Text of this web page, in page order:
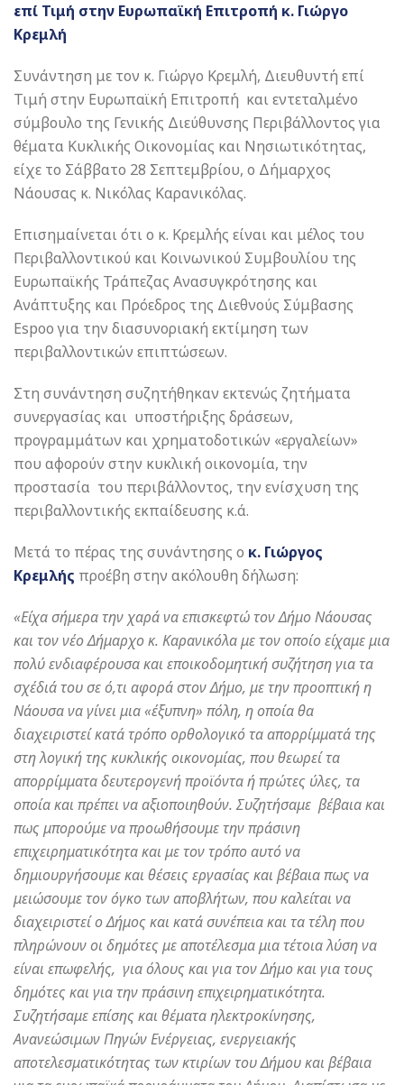
επί Τιμή στην Ευρωπαϊκή Επιτροπή κ. Γιώργο
Κρεμλή
Συνάντηση με τον κ. Γιώργο Κρεμλή, Διευθυντή επί
Τιμή στην Ευρωπαϊκή Επιτροπή και εντεταλμένο
σύμβουλο της Γενικής Διεύθυνσης Περιβάλλοντος για
θέματα Κυκλικής Οικονομίας και Νησιωτικότητας,
είχε το Σάββατο 28 Σεπτεμβρίου, ο Δήμαρχος
Νάουσας κ. Νικόλας Καρανικόλας.
Επισημαίνεται ότι ο κ. Κρεμλής είναι και μέλος του
Περιβαλλοντικού και Κοινωνικού Συμβουλίου της
Ευρωπαϊκής Τράπεζας Ανασυγκρότησης και
Ανάπτυξης και Πρόεδρος της Διεθνούς Σύμβασης
Espoo για την διασυνοριακή εκτίμηση των
περιβαλλοντικών επιπτώσεων.
Στη συνάντηση συζητήθηκαν εκτενώς ζητήματα
συνεργασίας και υποστήριξης δράσεων,
προγραμμάτων και χρηματοδοτικών «εργαλείων»
που αφορούν στην κυκλική οικονομία, την
προστασία του περιβάλλοντος, την ενίσχυση της
περιβαλλοντικής εκπαίδευσης κ.ά.
Μετά το πέρας της συνάντησης ο κ. Γιώργος
Κρεμλής προέβη στην ακόλουθη δήλωση:
«Είχα σήμερα την χαρά να επισκεφτώ τον Δήμο Νάουσας
και τον νέο Δήμαρχο κ. Καρανικόλα με τον οποίο είχαμε μια
πολύ ενδιαφέρουσα και εποικοδομητική συζήτηση για τα
σχέδιά του σε ό,τι αφορά στον Δήμο, με την προοπτική η
Νάουσα να γίνει μια «έξυπνη» πόλη, η οποία θα
διαχειριστεί κατά τρόπο ορθολογικό τα απορρίμματά της
στη λογική της κυκλικής οικονομίας, που θεωρεί τα
απορρίμματα δευτερογενή προϊόντα ή πρώτες ύλες, τα
οποία και πρέπει να αξιοποιηθούν. Συζητήσαμε βέβαια και
πως μπορούμε να προωθήσουμε την πράσινη
επιχειρηματικότητα και με τον τρόπο αυτό να
δημιουργήσουμε και θέσεις εργασίας και βέβαια πως να
μειώσουμε τον όγκο των αποβλήτων, που καλείται να
διαχειριστεί ο Δήμος και κατά συνέπεια και τα τέλη που
πληρώνουν οι δημότες με αποτέλεσμα μια τέτοια λύση να
είναι επωφελής, για όλους και για τον Δήμο και για τους
δημότες και για την πράσινη επιχειρηματικότητα.
Συζητήσαμε επίσης και θέματα ηλεκτροκίνησης,
Ανανεώσιμων Πηγών Ενέργειας, ενεργειακής
αποτελεσματικότητας των κτιρίων του Δήμου και βέβαια